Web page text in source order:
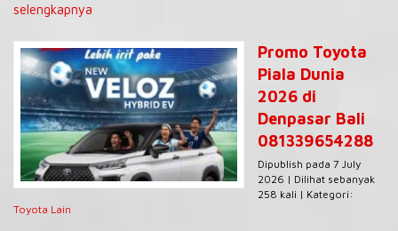
selengkapnya
Promo Toyota
Piala Dunia
2026 di
Denpasar Bali
081339654288
Dipublish pada 7 July
2026 | Dilihat sebanyak
258 kali | Kategori:
Toyota Lain